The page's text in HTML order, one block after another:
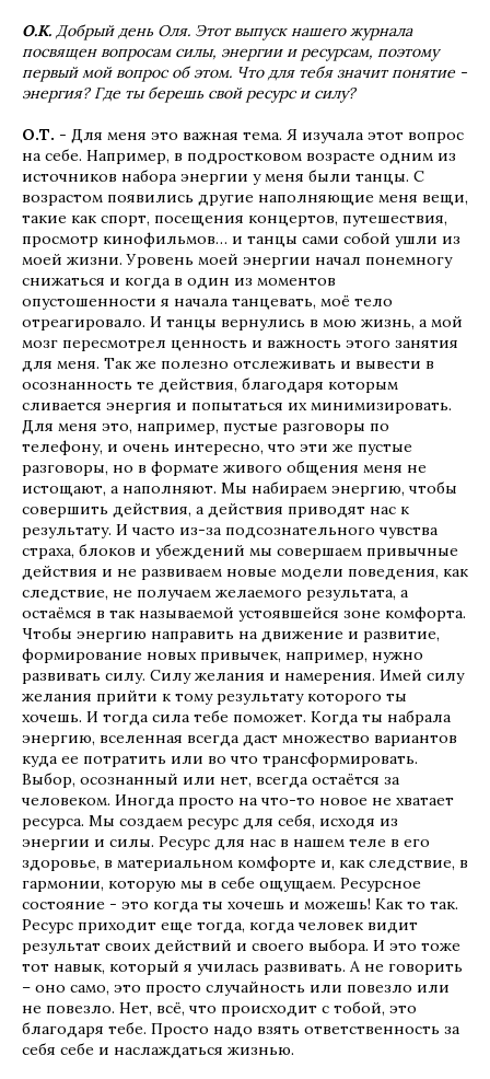
О.К. Добрый день Оля. Этот выпуск нашего журнала
посвящен вопросам силы, энергии и ресурсам, поэтому
первый мой вопрос об этом. Что для тебя значит понятие -
энергия? Где ты берешь свой ресурс и силу?
О.Т. - Для меня это важная тема. Я изучала этот вопрос
на себе. Например, в подростковом возрасте одним из
источников набора энергии у меня были танцы. С
возрастом появились другие наполняющие меня вещи,
такие как спорт, посещения концертов, путешествия,
просмотр кинофильмов… и танцы сами собой ушли из
моей жизни. Уровень моей энергии начал понемногу
снижаться и когда в один из моментов
опустошенности я начала танцевать, моё тело
отреагировало. И танцы вернулись в мою жизнь, а мой
мозг пересмотрел ценность и важность этого занятия
для меня. Так же полезно отслеживать и вывести в
осознанность те действия, благодаря которым
сливается энергия и попытаться их минимизировать.
Для меня это, например, пустые разговоры по
телефону, и очень интересно, что эти же пустые
разговоры, но в формате живого общения меня не
истощают, а наполняют. Мы набираем энергию, чтобы
совершить действия, а действия приводят нас к
результату. И часто из-за подсознательного чувства
страха, блоков и убеждений мы совершаем привычные
действия и не развиваем новые модели поведения, как
следствие, не получаем желаемого результата, а
остаёмся в так называемой устоявшейся зоне комфорта.
Чтобы энергию направить на движение и развитие,
формирование новых привычек, например, нужно
развивать силу. Силу желания и намерения. Имей силу
желания прийти к тому результату которого ты
хочешь. И тогда сила тебе поможет. Когда ты набрала
энергию, вселенная всегда даст множество вариантов
куда ее потратить или во что трансформировать.
Выбор, осознанный или нет, всегда остаётся за
человеком. Иногда просто на что-то новое не хватает
ресурса. Мы создаем ресурс для себя, исходя из
энергии и силы. Ресурс для нас в нашем теле в его
здоровье, в материальном комфорте и, как следствие, в
гармонии, которую мы в себе ощущаем. Ресурсное
состояние - это когда ты хочешь и можешь! Как то так.
Ресурс приходит еще тогда, когда человек видит
результат своих действий и своего выбора. И это тоже
тот навык, который я училась развивать. А не говорить
– оно само, это просто случайность или повезло или
не повезло. Нет, всё, что происходит с тобой, это
благодаря тебе. Просто надо взять ответственность за
себя себе и наслаждаться жизнью.